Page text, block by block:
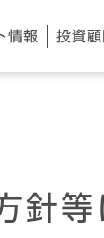
情報 投資顧
針等